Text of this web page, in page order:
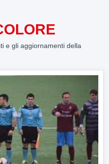
e gli aggiornamenti della